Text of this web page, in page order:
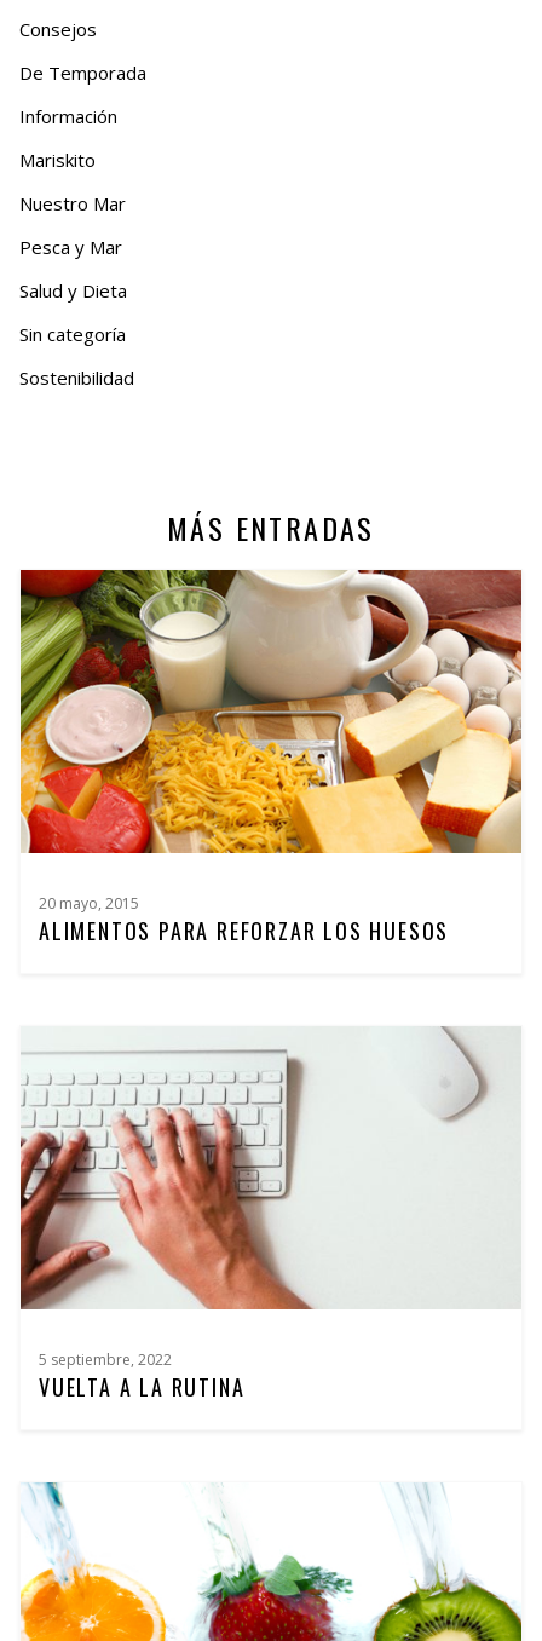
Consejos
De Temporada
Información
Mariskito
Nuestro Mar
Pesca y Mar
Salud y Dieta
Sin categoría
Sostenibilidad
MÁS ENTRADAS
20 mayo, 2015
ALIMENTOS PARA REFORZAR LOS HUESOS
5 septiembre, 2022
VUELTA A LA RUTINA